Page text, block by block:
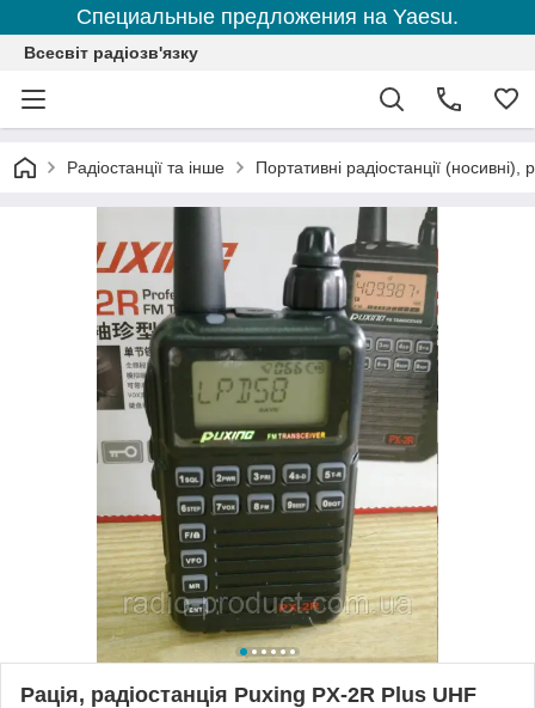
Специальные предложения на Yaesu.
Всесвіт радіозв'язку
Радіостанції та інше Портативні радіостанції (носивні),
Рація, радіостанція Puxing PX-2R Plus UHF